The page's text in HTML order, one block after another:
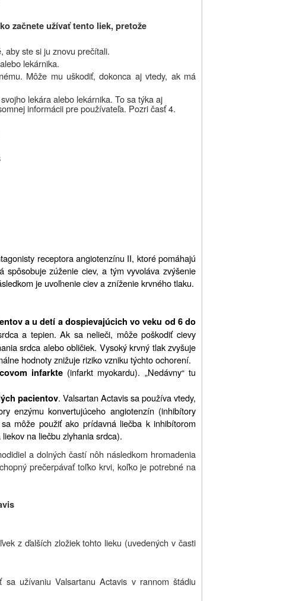
začnete užívať tento liek, pretože
aby ste si ju znovu prečítali.
lekárnika.
Môže mu uškodiť, dokonca aj vtedy, ak má
lekáraalebo lekárnika. To sa týka aj
informácii pre používateľa. Pozri časť 4.
receptora angiotenzínu II, ktoré pomáhajú
spôsobuje zúženie ciev, a tým vyvoláva zvýšenie
je uvoľnenie ciev a zníženie krvného tlaku.
a u detí a dospievajúcich vo veku od 6 do
a tepien. Ak sa nelieči, môže poškodiť cievy
srdca alebo obličiek. Vysoký krvný tlak zvyšuje
hodnoty znižuje riziko vzniku týchto ochorení.
infarkte (infarkt myokardu). „Nedávny“ tu
pacientov. Valsartan Actavis sa používa vtedy,
enzýmu konvertujúceho angiotenzín (inhibítory
môže použiť ako prídavná liečba k inhibítorom
na liečbu zlyhania srdca).
a dolných častí nôh následkom hromadenia
prečerpávať toľko krvi, koľko je potrebné na
z ďalších zložiek tohto lieku (uvedených v časti
sa užívaniu Valsartanu Actavis v rannom štádiu